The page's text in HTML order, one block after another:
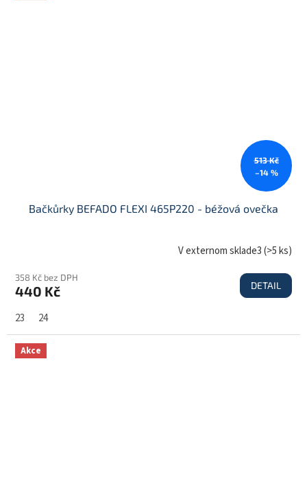
513 Kč
–14 %
Bačkůrky BEFADO FLEXI 465P220 - béžová ovečka
V externom sklade3(>5 ks)
358 Kč bez DPH
440 Kč DETAIL
23 24
Akce